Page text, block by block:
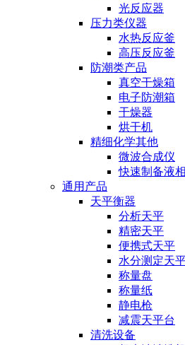
光反应器
压力类仪器
水热反应釜
高压反应釜
防潮类产品
真空干燥箱
电子防潮箱
干燥器
烘干机
精细化学其他
微波合成仪
快速制备液相
通用产品
天平衡器
分析天平
精密天平
便携式天平
水分测定天
称量盘
称量纸
静电枪
减震天平台
清洗设备